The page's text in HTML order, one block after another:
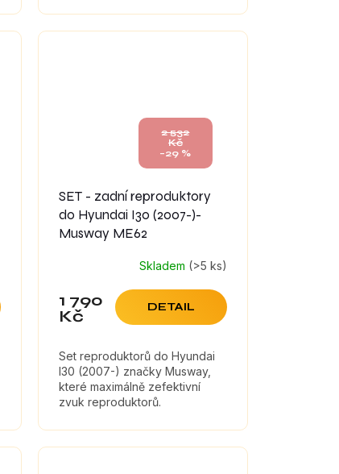
zvuk reproduktorů.
2 532
Kč
–29 %
SET - zadní reproduktory
do Hyundai I30 (2007-)-
Musway ME62
Skladem (>5 ks)
1 790
Kč
DETAIL
Set reproduktorů do Hyundai
I30 (2007-) značky Musway,
které maximálně zefektivní
zvuk reproduktorů.